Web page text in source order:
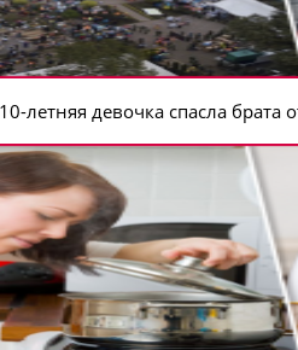
летняя девочка спасла брата